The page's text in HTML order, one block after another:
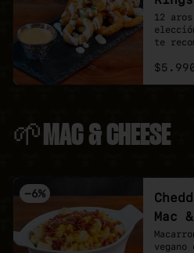
12
te
y
🌱MAC & CHEESE
-6%
Mac